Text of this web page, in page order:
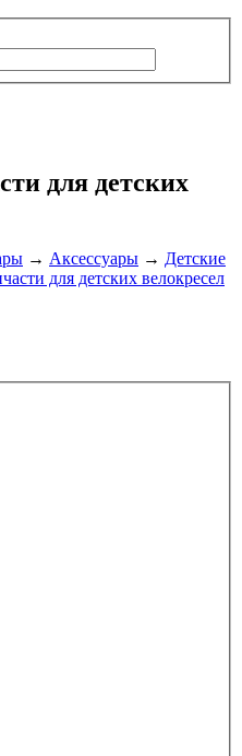
для детских
→ Аксессуары → Детские
для детских велокресел